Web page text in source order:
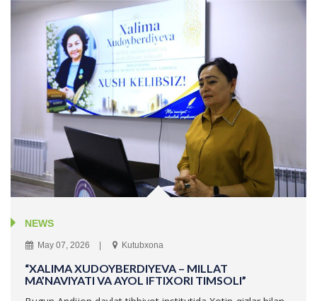
NEWS
May 07, 2026 Kutubxona
“XALIMA XUDOYBERDIYEVA – MILLAT
MA’NAVIYATI VA AYOL IFTIXORI TIMSOLI”